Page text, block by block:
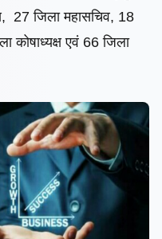
27 जिला महासचिव, 18
कोषाध्यक्ष एवं 66 जिला